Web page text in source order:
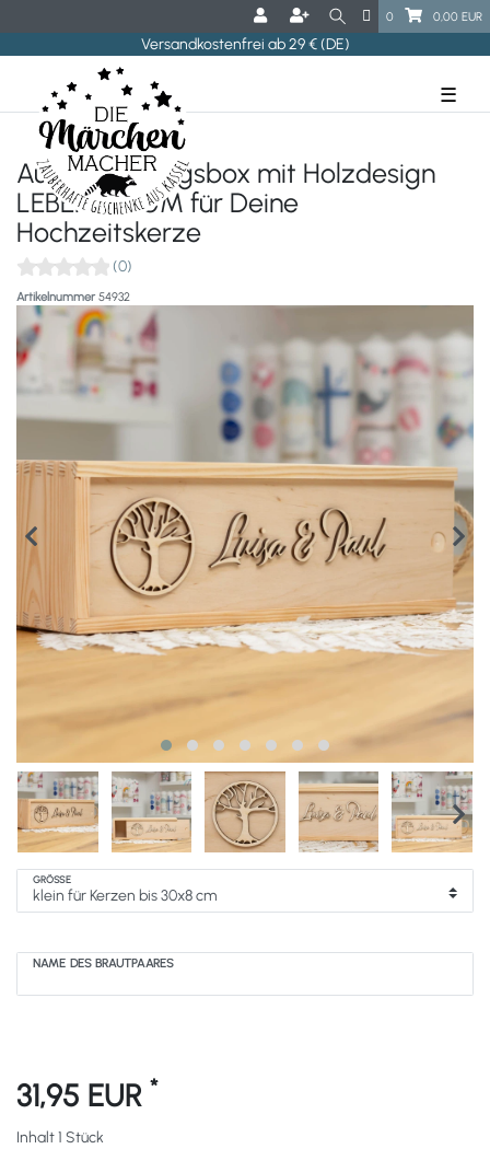
0 0,00 EUR
Versandkostenfrei ab 29 € (DE)
☰
Aufbewahrungsbox mit Holzdesign
LEBENSBAUM für Deine
Hochzeitskerze
(0)
Artikelnummer 54932
GRÖSSE
NAME DES BRAUTPAARES
31,95 EUR *
Inhalt1 Stück